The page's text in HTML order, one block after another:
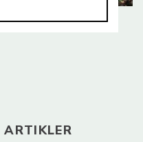
ARTIKLER